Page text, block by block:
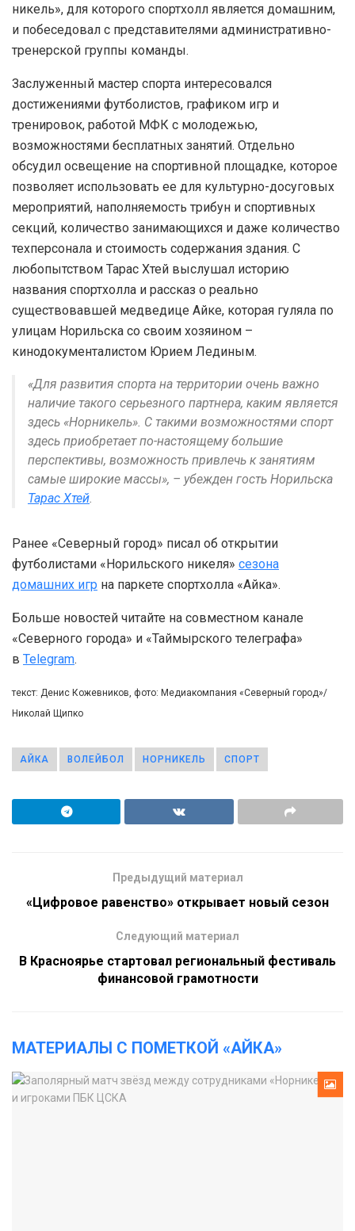
никель», для которого спортхолл является домашним,
и побеседовал с представителями административно-
тренерской группы команды.
Заслуженный мастер спорта интересовался
достижениями футболистов, графиком игр и
тренировок, работой МФК с молодежью,
возможностями бесплатных занятий. Отдельно
обсудил освещение на спортивной площадке, которое
позволяет использовать ее для культурно-досуговых
мероприятий, наполняемость трибун и спортивных
секций, количество занимающихся и даже количество
техперсонала и стоимость содержания здания. С
любопытством Тарас Хтей выслушал историю
названия спортхолла и рассказ о реально
существовавшей медведице Айке, которая гуляла по
улицам Норильска со своим хозяином –
кинодокументалистом Юрием Лединым.
«Для развития спорта на территории очень важно
наличие такого серьезного партнера, каким является
здесь «Норникель». С такими возможностями спорт
здесь приобретает по-настоящему большие
перспективы, возможность привлечь к занятиям
самые широкие массы», – убежден гость Норильска
Тарас Хтей
Ранее «Северный город» писал об открытии
футболистами «Норильского никеля» сезона
домашних игр на паркете спортхолла «Айка».
Больше новостей читайте на совместном канале
«Северного города» и «Таймырского телеграфа»
в Telegram.
текст: Денис Кожевников, фото: Медиакомпания «Северный город»/
Николай Щипко
АЙКА ВОЛЕЙБОЛ НОРНИКЕЛЬ СПОРТ
Предыдущий материал
«Цифровое равенство» открывает новый сезон
Следующий материал
В Красноярье стартовал региональный фестиваль
финансовой грамотности
МАТЕРИАЛЫ С ПОМЕТКОЙ «АЙКА»